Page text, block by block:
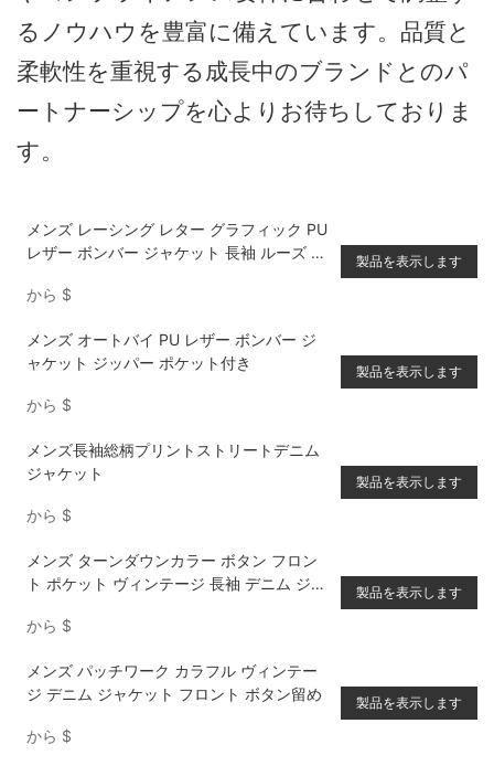
るノウハウを豊富に備えています。品質と
柔軟性を重視する成長中のブランドとのパ
ートナーシップを心よりお待ちしておりま
す。
メンズ レーシング レター グラフィック PU
レザー ボンバー ジャケット 長袖 ルーズ フ
から $
製品を表示します
メンズ オートバイ PU レザー ボンバー ジ
ャケット ジッパー ポケット付き
から $
製品を表示します
メンズ長袖総柄プリントストリートデニム
ジャケット
から $
製品を表示します
メンズ ターンダウンカラー ボタン フロン
ト ポケット ヴィンテージ 長袖 デニム ジャ
から $
製品を表示します
メンズ パッチワーク カラフル ヴィンテー
ジ デニム ジャケット フロント ボタン留め
から $
製品を表示します